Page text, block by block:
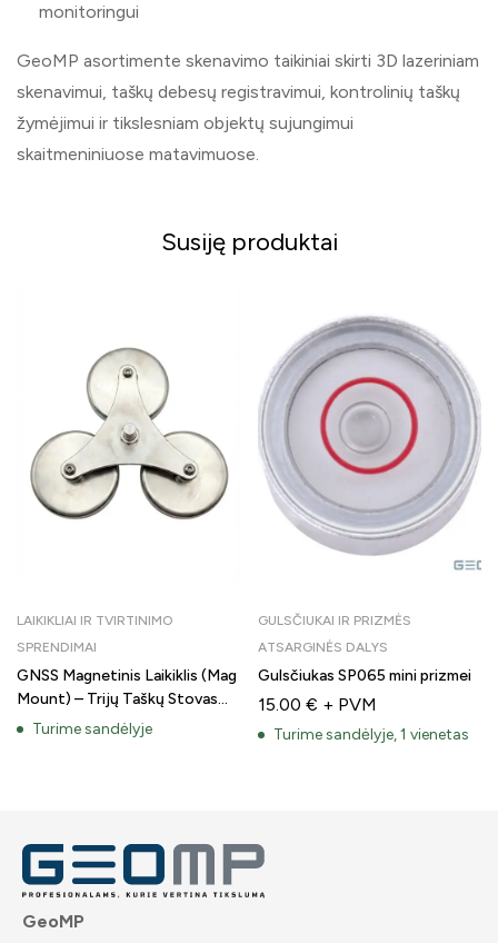
monitoringui
GeoMP asortimente skenavimo taikiniai skirti 3D lazeriniam
skenavimui, taškų debesų registravimui, kontrolinių taškų
žymėjimui ir tikslesniam objektų sujungimui
skaitmeniniuose matavimuose.
Susiję produktai
LAIKIKLIAI IR TVIRTINIMO
SPRENDIMAI
GNSS Magnetinis Laikiklis (Mag
Mount) – Trijų Taškų Stovas
Antenai
Turime sandėlyje
GULSČIUKAI IR PRIZMĖS
ATSARGINĖS DALYS
Gulsčiukas SP065 mini prizmei
15.00 € + PVM
Turime sandėlyje, 1 vienetas
GeoMP